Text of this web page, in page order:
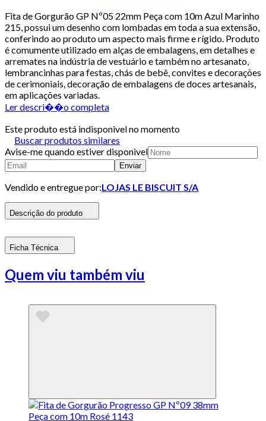
Fita de Gorgurão GP Nº05 22mm Peça com 10m Azul Marinho
215, possui um desenho com lombadas em toda a sua extensão,
conferindo ao produto um aspecto mais firme e rígido. Produto
é comumente utilizado em alças de embalagens, em detalhes e
arremates na indústria de vestuário e também no artesanato,
lembrancinhas para festas, chás de bebê, convites e decorações
de cerimoniais, decoração de embalagens de doces artesanais,
em aplicações variadas.
Ler descri��o completa
Este produto está indisponivel no momento
Buscar produtos similares
Avise-me quando estiver disponivel
Enviar
Vendido e entregue por:LOJAS LE BISCUIT S/A
Descrição do produto
Ficha Técnica
Quem viu também viu